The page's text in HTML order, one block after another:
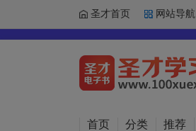
圣才首页 网站导航
首页 分类 推荐